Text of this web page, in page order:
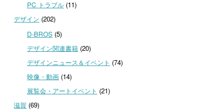
PC トラブル(11)
デザイン (202)
D-BROS(5)
デザイン関連書籍(20)
デザインニュース＆イベント (74)
映像・動画(14)
展覧会・アートイベント (21)
滋賀 (69)